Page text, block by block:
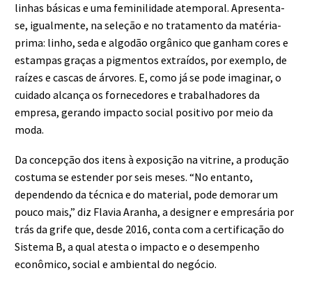
linhas básicas e uma feminilidade atemporal. Apresenta-
se, igualmente, na seleção e no tratamento da matéria-
prima: linho, seda e algodão orgânico que ganham cores e
estampas graças a pigmentos extraídos, por exemplo, de
raízes e cascas de árvores. E, como já se pode imaginar, o
cuidado alcança os fornecedores e trabalhadores da
empresa, gerando impacto social positivo por meio da
moda.
Da concepção dos itens à exposição na vitrine, a produção
costuma se estender por seis meses. “No entanto,
dependendo da técnica e do material, pode demorar um
pouco mais,” diz Flavia Aranha, a designer e empresária por
trás da grife que, desde 2016, conta com a certificação do
Sistema B, a qual atesta o impacto e o desempenho
econômico, social e ambiental do negócio.